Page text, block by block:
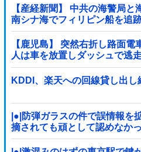
【産経新聞】 中共の海警局
南シナ海でフィリピン船を追
【鹿児島】 突然右折し路面
人は車を放置しダッシュで逃
KDDI、楽天への回線貸し出
|●|防弾ガラスの件で誤情報を
摘されても頑として認めな